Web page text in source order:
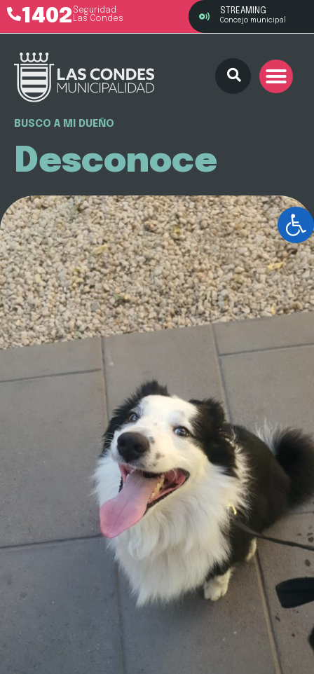
1402 Seguridad
Las Condes
STREAMING
Concejo municipal
BUSCO A MI DUEÑO
Desconoce